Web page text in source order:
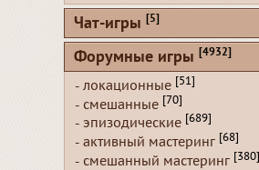
Чат-игры [5]
Форумные игры [4932]
- локационные [51]
- смешанные [70]
- эпизодические [689]
- активный мастеринг [68]
- смешанный мастеринг [380]